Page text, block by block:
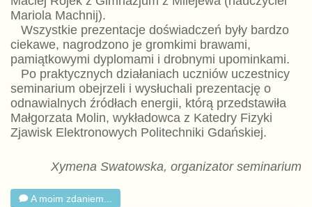
Mariola Machnij).
Wszystkie prezentacje doświadczeń były bardzo
ciekawe, nagrodzono je gromkimi brawami,
pamiątkowymi dyplomami i drobnymi upominkami.
Po praktycznych działaniach uczniów uczestnicy
seminarium obejrzeli i wysłuchali prezentację o
odnawialnych źródłach energii, którą przedstawiła
Małgorzata Molin, wykładowca z Katedry Fizyki
Zjawisk Elektronowych Politechniki Gdańskiej.
Xymena Swatowska, organizator seminarium
A moim zdaniem...